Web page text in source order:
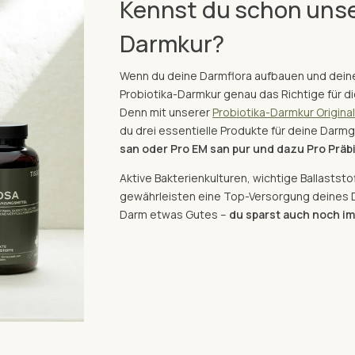
Kennst du schon
Darmkur?
Wenn du deine Darmflora aufbauen und
Probiotika-Darmkur genau das Richtige für
Denn mit unsererProbiotika-Darmkur Original
du drei essentielle Produkte für deine
san oder Pro EM san pur und dazu Pro
Aktive Bakterienkulturen, wichtige
gewährleisten eine Top-Versorgung deines
Darm etwas Gutes – du sparst auch noch